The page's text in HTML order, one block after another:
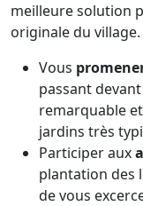
meilleure solution
originale du
Vous
passant
remarquable
jardins très
Participer aux
plantation des
de vous